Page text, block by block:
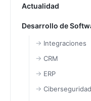
Actualidad
Desarrollo de
Integraciones
CRM
ERP
Ciberseguridad